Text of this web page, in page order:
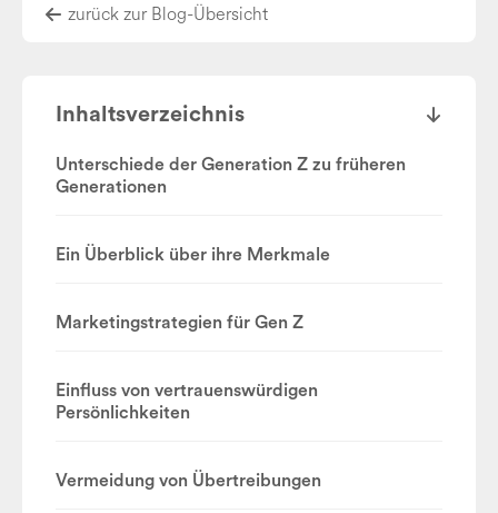
zurück zur Blog-Übersicht
Inhaltsverzeichnis
Unterschiede der Generation Z zu früheren
Generationen
Ein Überblick über ihre Merkmale
Marketingstrategien für Gen Z
Einfluss von vertrauenswürdigen
Persönlichkeiten
Vermeidung von Übertreibungen